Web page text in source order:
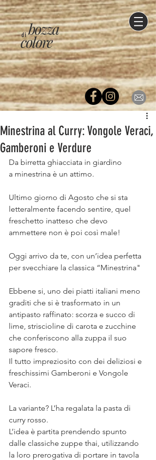
di
colore
bozza
Minestrina al Curry: Vongole Veraci,
Gamberoni e Verdure⠀
Da birretta ghiacciata in giardino ⠀
a minestrina è un attimo.⠀
Ultimo giorno di Agosto che si sta
letteralmente facendo sentire, quel
freschetto inatteso che devo
ammettere non è poi così male!⠀
Oggi arrivo da te, con un’idea perfetta
per svecchiare la classica “Minestrina"⠀
Ebbene si, uno dei piatti italiani meno
graditi che si è trasformato in un
antipasto raffinato: scorza e succo di
lime, striscioline di carota e zucchine
che conferiscono alla zuppa il suo
sapore fresco. ⠀
Il tutto impreziosito con dei deliziosi e
freschissimi Gamberoni e Vongole
Veraci. ⠀
La variante? L’ha regalata la pasta di
curry rosso.⠀
L’idea è partita prendendo spunto
dalle classiche zuppe thai, utilizzando
la loro prerogativa di portare in tavola